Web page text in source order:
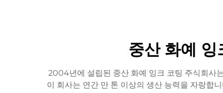
중산 화예
2004년에 설립된 중산 화예 잉크 코팅 주식회사
이 회사는 연간 만 톤 이상의 생산 능력을 자랑합